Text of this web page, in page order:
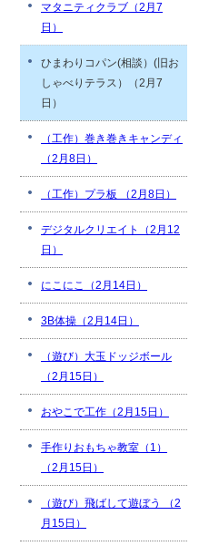
マタニティクラブ（2月7
日）
ひまわりコパン(相談）(旧お
しゃべりテラス）（2月7
日）
（工作）巻き巻きキャンディ
（2月8日）
（工作）プラ板 （2月8日）
デジタルクリエイト（2月12
日）
にこにこ（2月14日）
3B体操（2月14日）
（遊び）大玉ドッジボール
（2月15日）
おやこで工作（2月15日）
手作りおもちゃ教室（1）
（2月15日）
（遊び）飛ばして遊ぼう （2
月15日）